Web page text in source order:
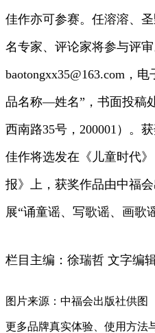
佳作亦可参赛。任溶溶、
名专家、评论家将参与评审
baotongxx35@163.com，
品名称—姓名”，书面投稿
西南路35号，200001）。
佳作将选发在《儿童时代
报》上，获奖作品由中福
展“诵童谣、写歌谣、画歌
栏目主编：徐瑞哲 文字编
图片来源：中福会出版社供图
更多品牌真实体验、使用方法